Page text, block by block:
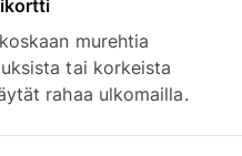
murehtia
tai korkeista
rahaa ulkomailla.